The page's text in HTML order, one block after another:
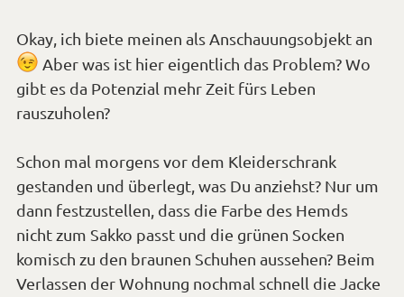
Okay, ich biete meinen als Anschauungsobjekt an
*Smiley
zwinkern*
Aber was ist hier eigentlich das Problem? Wo
gibt es da Potenzial mehr Zeit fürs Leben
rauszuholen?
Schon mal morgens vor dem Kleiderschrank
gestanden und überlegt, was Du anziehst? Nur um
dann festzustellen, dass die Farbe des Hemds
nicht zum Sakko passt und die grünen Socken
komisch zu den braunen Schuhen aussehen? Beim
Verlassen der Wohnung nochmal schnell die Jacke